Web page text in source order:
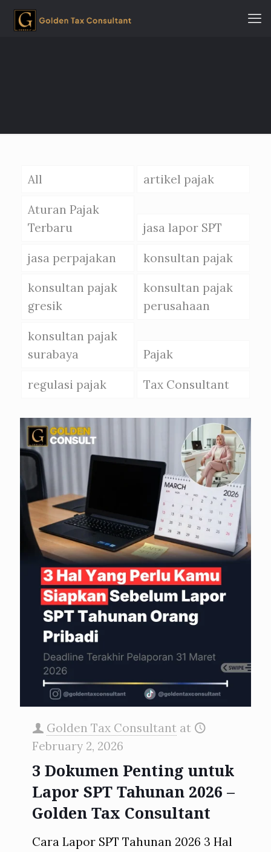
All artikel pajak
Aturan Pajak
Terbaru
jasa lapor SPT
jasa perpajakan konsultan pajak
konsultan pajak
gresik
konsultan pajak
perusahaan
konsultan pajak
surabaya
Pajak
regulasi pajak Tax Consultant
Golden Tax Consultant at
February 2, 2026
3 Dokumen Penting untuk
Lapor SPT Tahunan 2026 –
Golden Tax Consultant
Cara Lapor SPT Tahunan 2026 3 Hal